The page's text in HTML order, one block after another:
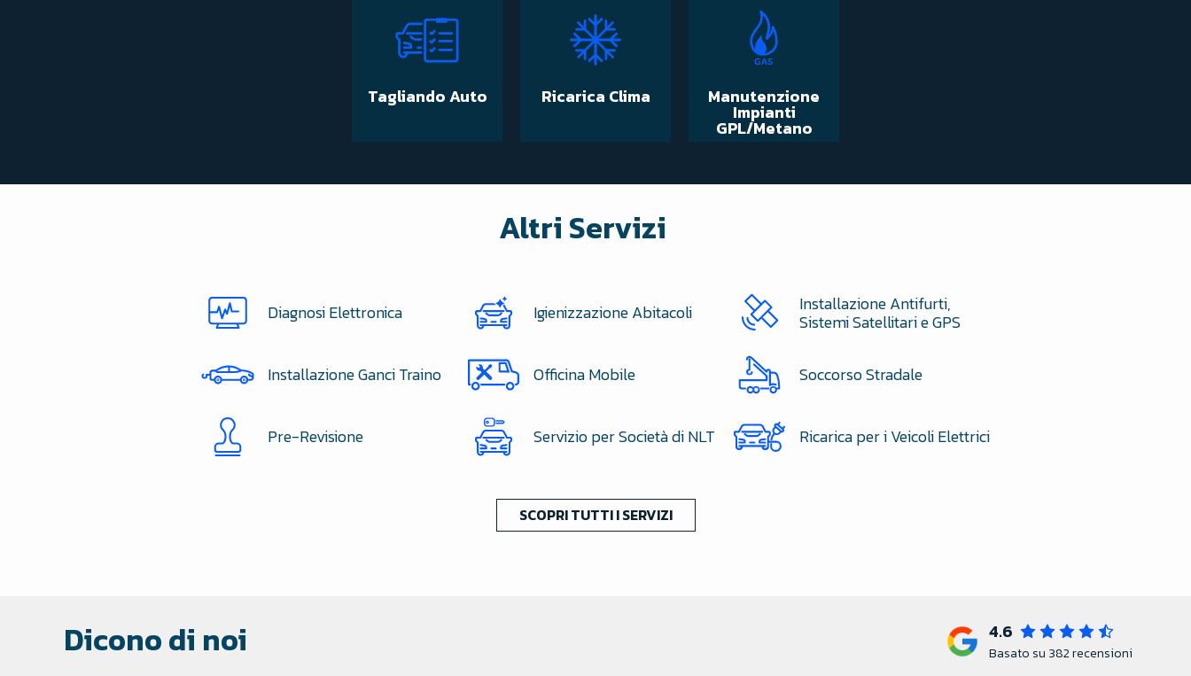
Tagliando Auto Ricarica Clima Manutenzione
Impianti
GPL/Metano
Altri Servizi
Diagnosi Elettronica Igienizzazione Abitacoli Installazione Antifurti,
Sistemi Satellitari e GPS
Installazione Ganci Traino Officina Mobile Soccorso Stradale
Pre-Revisione Servizio per Società di NLT Ricarica per i Veicoli Elettrici
SCOPRI TUTTI I SERVIZI
Dicono di noi 4.6
Basato su 382 recensioni